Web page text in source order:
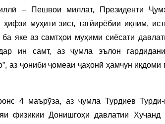
– Пешвои миллат, Президенти
муҳити зист, тағйирёбии иқлим,
ба яке аз самтҳои муҳими сиёсати
дар ин самт, аз ҷумла эълон
аз ҷониби ҷомеаи ҷаҳонӣ ҳамчун
4 маърӯза, аз ҷумла Турдиев
физикии Донишгоҳи давлатии